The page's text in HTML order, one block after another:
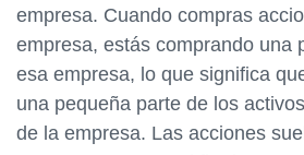
empresa. Cuando compras
empresa, estás comprando una
esa empresa, lo que significa
una pequeña parte de los
de la empresa. Las acciones